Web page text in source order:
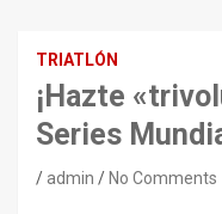
TRIATLÓN
¡Hazte
Series
admin No Comments